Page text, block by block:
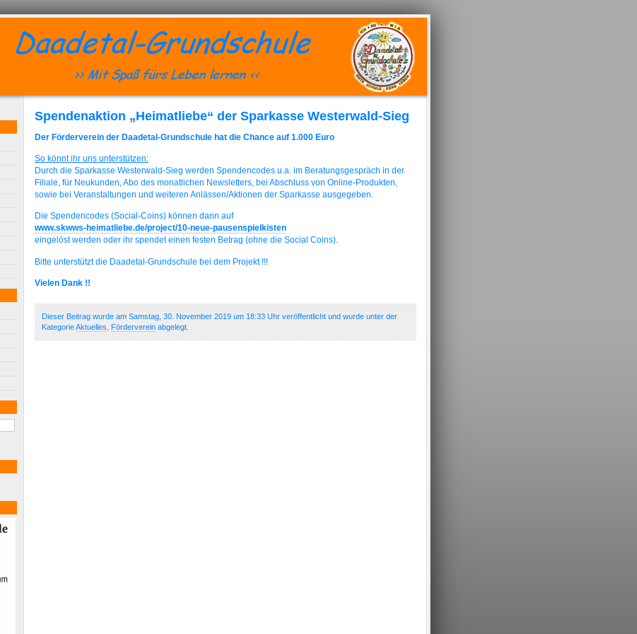
Spendenaktion „Heimatliebe“ der Sparkasse Westerwald-Sieg
Der Förderverein der Daadetal-Grundschule hat die Chance auf 1.000 Euro
So könnt ihr uns unterstützen:
Durch die Sparkasse Westerwald-Sieg werden Spendencodes u.a. im Beratungsgespräch in der
Filiale, für Neukunden, Abo des monatlichen Newsletters, bei Abschluss von Online-Produkten,
sowie bei Veranstaltungen und weiteren Anlässen/Aktionen der Sparkasse ausgegeben.
Die Spendencodes (Social-Coins) können dann auf
www.skwws-heimatliebe.de/project/10-neue-pausenspielkisten
eingelöst werden oder ihr spendet einen festen Betrag (ohne die Social Coins).
Bitte unterstützt die Daadetal-Grundschule bei dem Projekt !!!
Vielen Dank !!
Dieser Beitrag wurde am Samstag, 30. November 2019 um 18:33 Uhr veröffentlicht und wurde unter der
KategorieAktuelles Förderverein abgelegt.